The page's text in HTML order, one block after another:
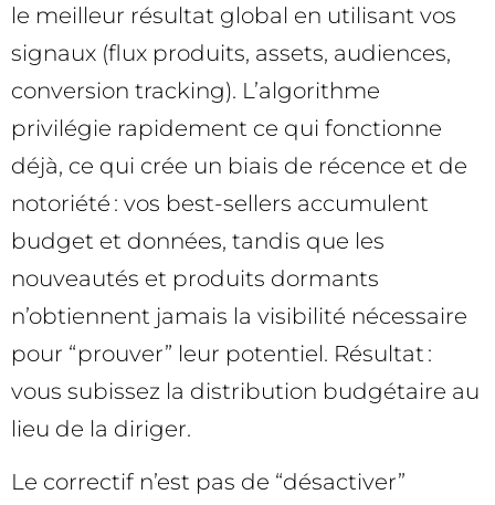
le meilleur résultat global en utilisant vos
signaux (flux produits, assets, audiences,
conversion tracking). L’algorithme
privilégie rapidement ce qui fonctionne
déjà, ce qui crée un biais de récence et de
notoriété : vos best-sellers accumulent
budget et données, tandis que les
nouveautés et produits dormants
n’obtiennent jamais la visibilité nécessaire
pour “prouver” leur potentiel. Résultat :
vous subissez la distribution budgétaire au
lieu de la diriger.
Le correctif n’est pas de “désactiver”